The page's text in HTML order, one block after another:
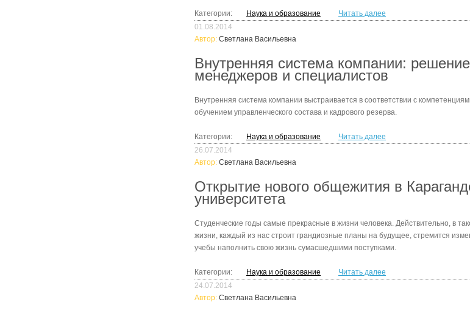
Категории: Наука и образование
Читать далее
01.08.2014
Автор: Светлана Васильевна
Внутренняя система компании:
менеджеров и специалистов
Внутренняя система компании выстраивается в соответствии с
обучением управленческого состава и кадрового резерва.
Категории: Наука и образование
Читать далее
26.07.2014
Автор: Светлана Васильевна
Открытие нового общежития в
университета
Студенческие годы самые прекрасные в жизни человека. Действительно, в
жизни, каждый из нас строит грандиозные планы на будущее, стремится
учебы наполнить свою жизнь сумасшедшими поступками.
Категории: Наука и образование
Читать далее
24.07.2014
Автор: Светлана Васильевна